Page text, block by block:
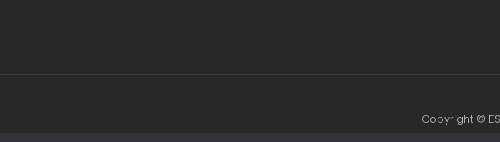
Copyright ©